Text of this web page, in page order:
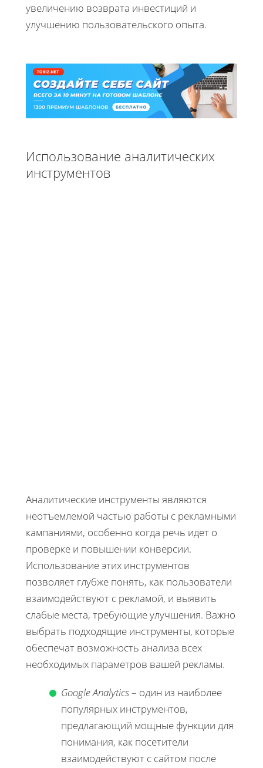
увеличению возврата инвестиций и
улучшению пользовательского опыта.
Использование аналитических
инструментов
Аналитические инструменты являются
неотъемлемой частью работы с рекламными
кампаниями, особенно когда речь идет о
проверке и повышении конверсии.
Использование этих инструментов
позволяет глубже понять, как пользователи
взаимодействуют с рекламой, и выявить
слабые места, требующие улучшения. Важно
выбрать подходящие инструменты, которые
обеспечат возможность анализа всех
необходимых параметров вашей рекламы.
Google Analytics– один из наиболее
популярных инструментов,
предлагающий мощные функции для
понимания, как посетители
взаимодействуют с сайтом после